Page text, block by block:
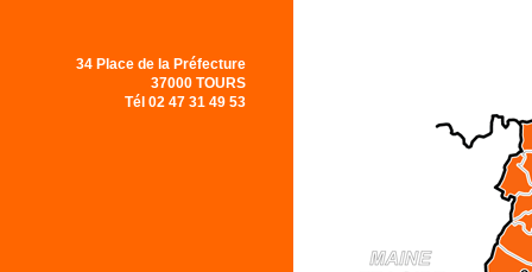
34 Place de la Préfecture
37000 TOURS
Tél 02 47 31 49 53